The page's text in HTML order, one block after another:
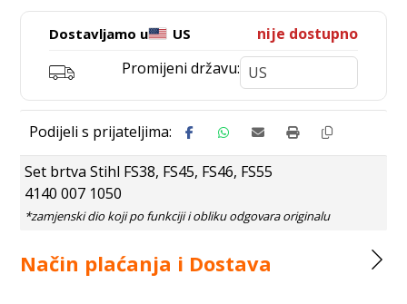
Dostavljamo u US
nije dostupno
Promijeni državu:
Set brtva Stihl FS38, FS45, FS46, FS55
4140 007 1050
Način plaćanja i Dostava